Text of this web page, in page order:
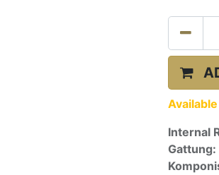
Internal
Gattung: